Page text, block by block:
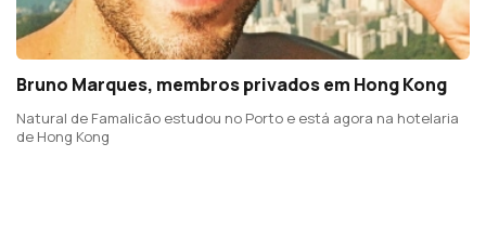
Bruno Marques, membros privados em Hong Kong
Natural de Famalicão estudou no Porto e está agora na hotelaria
de Hong Kong